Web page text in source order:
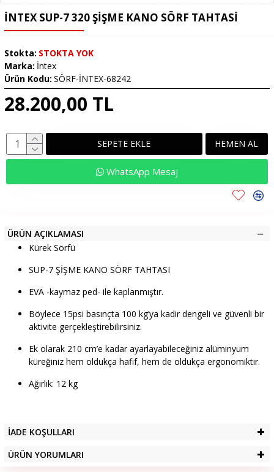
İNTEX SUP-7 320 ŞIŞME KANO SÖRF TAHTASI
28.200,00 TL
Stokta: STOKTA YOK
Marka: İntex
Ürün Kodu: SÖRF-İNTEX-68242
SEPETE EKLE HEMEN AL
WhatsApp Mesaj
ÜRÜN AÇIKLAMASI
Kürek Sörfü
SUP-7 ŞİŞME KANO SÖRF TAHTASI
EVA -kaymaz ped- ile kaplanmıştır.
Böylece 15psi basınçta 100 kg’ya kadir dengeli ve güvenli bir
aktivite gerçekleştirebilirsiniz.
Ek olarak 210 cm’e kadar ayarlayabileceğiniz alüminyum
küreğiniz hem oldukça hafif, hem de oldukça ergonomiktir.
Ağırlık: 12 kg
İADE KOŞULLARI
ÜRÜN YORUMLARI